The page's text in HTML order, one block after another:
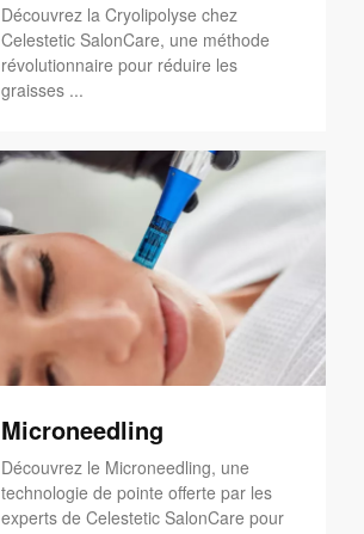
Découvrez la Cryolipolyse chez
Celestetic SalonCare, une méthode
révolutionnaire pour réduire les
graisses ...
Microneedling
Découvrez le Microneedling, une
technologie de pointe offerte par les
experts de Celestetic SalonCare pour